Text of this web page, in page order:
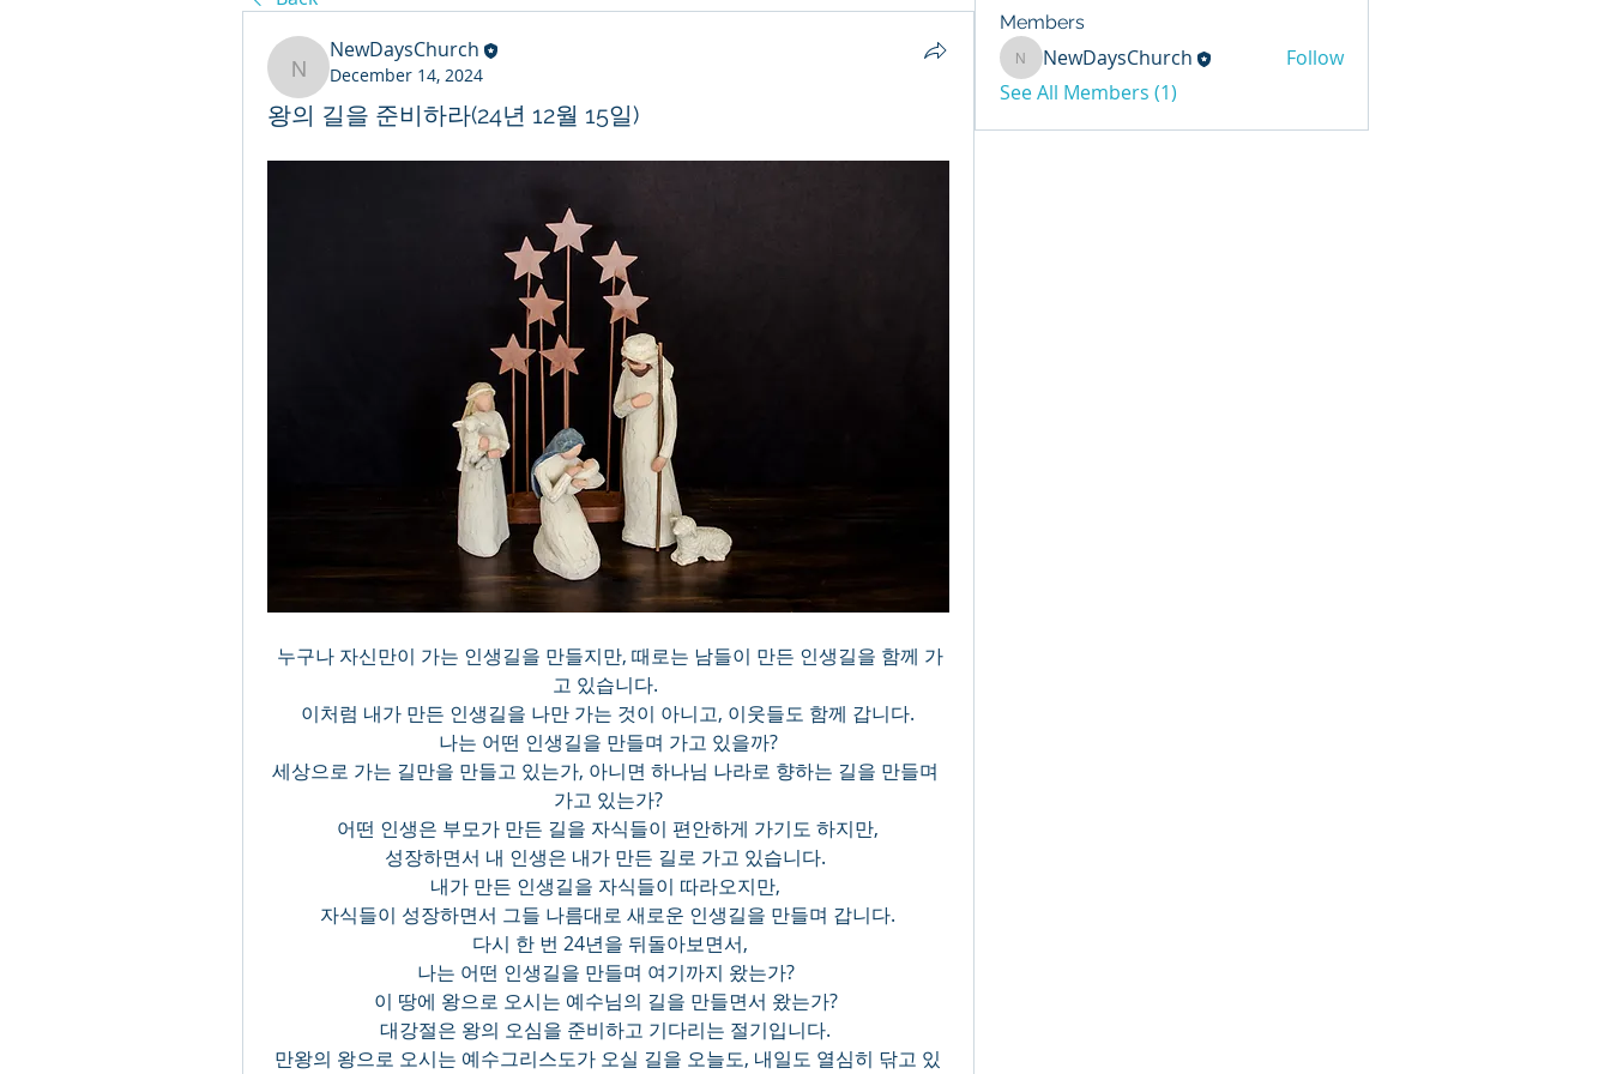
NewDaysChurch
NewDaysChurch
December 14, 2024
왕의 길을 준비하라(24년 12월 15일)
고 있습니다.
이처럼 내가 만든 인생길을 나만 가는 것이 아니고, 이웃들도 함께 갑니다.
나는 어떤 인생길을 만들며 가고 있을까?
세상으로 가는 길만을 만들고 있는가, 아니면 하나님 나라로 향하는 길을 만들며
가고 있는가?
어떤 인생은 부모가 만든 길을 자식들이 편안하게 가기도 하지만,
성장하면서 내 인생은 내가 만든 길로 가고 있습니다.
내가 만든 인생길을 자식들이 따라오지만,
자식들이 성장하면서 그들 나름대로 새로운 인생길을 만들며 갑니다.
다시 한 번 24년을 뒤돌아보면서,
나는 어떤 인생길을 만들며 여기까지 왔는가?
이 땅에 왕으로 오시는 예수님의 길을 만들면서 왔는가?
대강절은 왕의 오심을 준비하고 기다리는 절기입니다.
만왕의 왕으로 오시는 예수그리스도가 오실 길을 오늘도, 내일도 열심히 닦고 있
Members
NewDaysChurch
NewDaysChurch
Follow
See All Members (1)